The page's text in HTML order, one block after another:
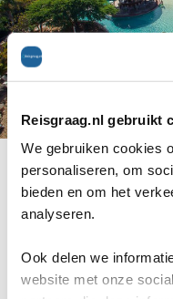
Reisgraag.nl gebruikt
We gebruiken cookies
personaliseren, om
bieden en om het
analyseren.
Ook delen we
website met onze
Lopesan Baobab